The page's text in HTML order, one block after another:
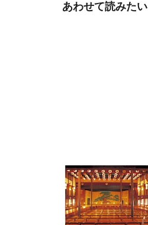
あわせて読みたい